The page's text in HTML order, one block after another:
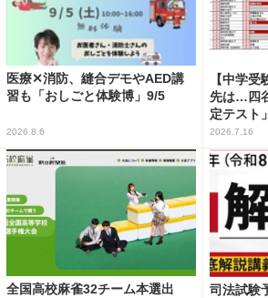
医療✕消防、縫合デモやAED講
習も「おしごと体験博」9/5
2026.8.6
【中学
先は…四
定テスト
2026.7.16
全国高校麻雀32チーム本選出
司法試験